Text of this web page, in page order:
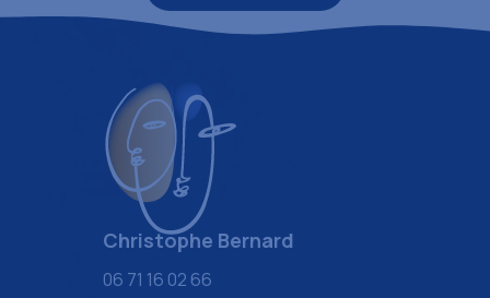
Christophe Bernard
06 71 16 02 66